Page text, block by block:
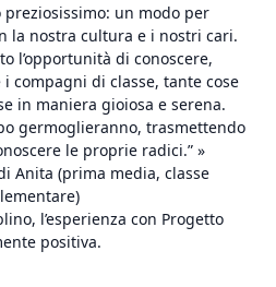
un modo per
la nostra cultura e i nostri cari.
l’opportunità di conoscere,
compagni di classe, tante cose
in maniera gioiosa e serena.
germoglieranno, trasmettendo
le proprie radici.” »
Anita (prima media, classe
l’esperienza con Progetto
positiva.